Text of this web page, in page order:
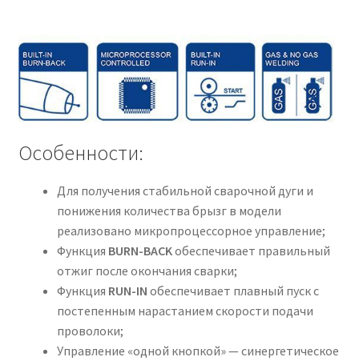
Особенности:
Для получения стабильной сварочной дуги и
понижения количества брызг в модели
реализовано микропроцессорное управление;
Функция BURN-BACKобеспечивает правильный
отжиг после окончания сварки;
Функция RUN-IN обеспечивает плавный пуск с
постепенным нарастанием скорости подачи
проволоки;
Управление «одной кнопкой» — синергетическое